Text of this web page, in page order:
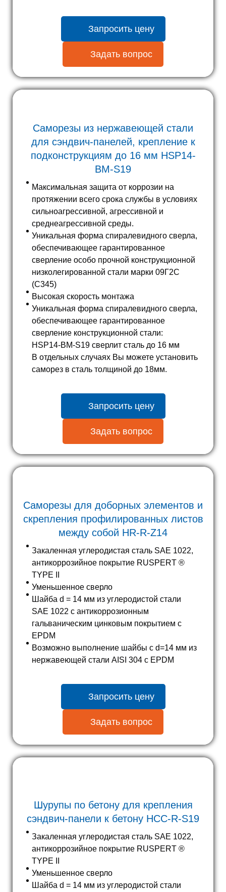
Запросить цену
Задать вопрос
Саморезы из нержавеющей стали
для сэндвич-панелей, крепление к
подконструкциям до 16 мм HSP14-
BM-S19
Максимальная защита от коррозии на
протяжении всего срока службы в условиях
сильноагрессивной, агрессивной и
среднеагрессивной среды.
Уникальная форма спиралевидного сверла,
обеспечивающее гарантированное
сверление особо прочной конструкционной
низколегированной стали марки 09Г2С
(C345)
Высокая скорость монтажа
Уникальная форма спиралевидного сверла,
обеспечивающее гарантированное
сверление конструкционной стали:
HSP14-BM-S19 сверлит сталь до 16 мм
В отдельных случаях Вы можете установить
саморез в сталь толщиной до 18мм.
Запросить цену
Задать вопрос
Саморезы для доборных элементов и
скрепления профилированных листов
между собой HR-R-Z14
Закаленная углеродистая сталь SAE 1022,
антикоррозийное покрытие RUSPERT ®
TYPE II
Уменьшенное сверло
Шайба d = 14 мм из углеродистой стали
SAE 1022 с антикоррозионным
гальваническим цинковым покрытием с
EPDM
Возможно выполнение шайбы с d=14 мм из
нержавеющей стали AISI 304 с EPDM
Запросить цену
Задать вопрос
Шурупы по бетону для крепления
сэндвич-панели к бетону HCC-R-S19
Закаленная углеродистая сталь SAE 1022,
антикоррозийное покрытие RUSPERT ®
TYPE II
Уменьшенное сверло
Шайба d = 14 мм из углеродистой стали